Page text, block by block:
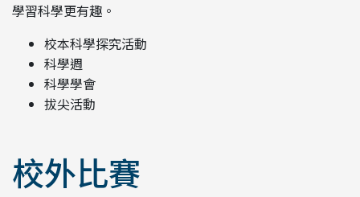
學習科學更有趣。
校本科學探究活動
科學週
科學學會
拔尖活動
校外比賽